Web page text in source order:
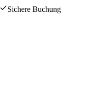
Sichere Buchung